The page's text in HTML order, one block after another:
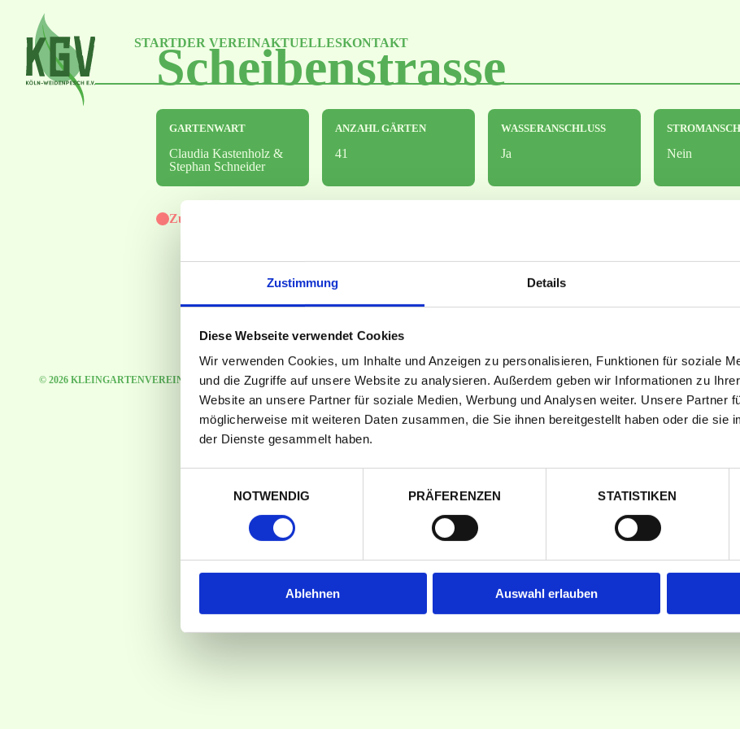
Zustimmung Details
Diese Webseite verwendet Cookies
Wir verwenden Cookies, um Inhalte und Anzeigen zu personalisieren, Funktionen für soziale
und die Zugriffe auf unsere Website zu analysieren. Außerdem geben wir Informationen zu
Website an unsere Partner für soziale Medien, Werbung und Analysen weiter. Unsere Partner
möglicherweise mit weiteren Daten zusammen, die Sie ihnen bereitgestellt haben oder die sie
der Dienste gesammelt haben.
NOTWENDIG
PRÄFERENZEN STATISTIKEN
Ablehnen Auswahl erlauben
content
STARTDER VEREINAKTUELLESKONTAKT
Scheibenstrasse
GARTENWART
Claudia Kastenholz &
Stephan Schneider
ANZAHL GÄRTEN
41
WASSERANSCHLUSS
Ja Nein
Zurzeit keine freien Gärten verfügbar
© 2026 KLEINGARTENVEREIN KÖLN-WEIDENPESCH E.V.